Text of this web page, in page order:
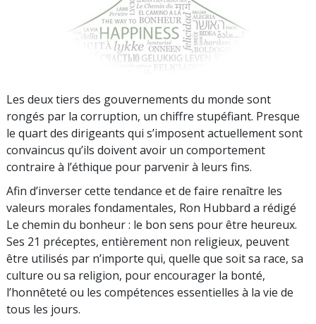
Les deux tiers des gouvernements du monde sont
rongés par la corruption, un chiffre stupéfiant. Presque
le quart des dirigeants qui s’imposent actuellement sont
convaincus qu’ils doivent avoir un comportement
contraire à l’éthique pour parvenir à leurs fins.
Afin d’inverser cette tendance et de faire renaître les
valeurs morales fondamentales, Ron Hubbard a rédigé
Le chemin du bonheur : le bon sens pour être heureux.
Ses 21 préceptes, entièrement non religieux, peuvent
être utilisés par n’importe qui, quelle que soit sa race, sa
culture ou sa religion, pour encourager la bonté,
l’honnêteté ou les compétences essentielles à la vie de
tous les jours.